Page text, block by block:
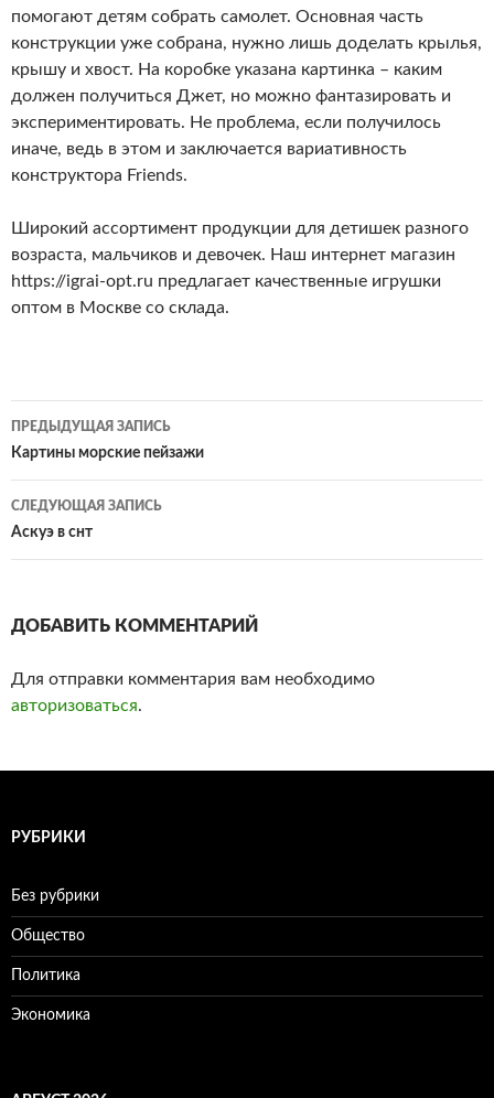
помогают детям собрать самолет. Основная часть
конструкции уже собрана, нужно лишь доделать крылья,
крышу и хвост. На коробке указана картинка – каким
должен получиться Джет, но можно фантазировать и
экспериментировать. Не проблема, если получилось
иначе, ведь в этом и заключается вариативность
конструктора Friends.
Широкий ассортимент продукции для детишек разного
возраста, мальчиков и девочек. Наш интернет магазин
https://igrai-opt.ru предлагает качественные игрушки
оптом в Москве со склада.
Навигация
по
записям
ПРЕДЫДУЩАЯ ЗАПИСЬ
Картины морские пейзажи
СЛЕДУЮЩАЯ ЗАПИСЬ
Аскуэ в снт
ДОБАВИТЬ КОММЕНТАРИЙ
Для отправки комментария вам необходимо
авторизоваться.
РУБРИКИ
Без рубрики
Общество
Политика
Экономика